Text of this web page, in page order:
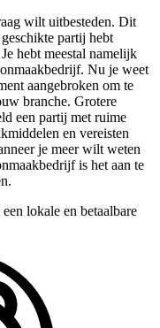
wilt uitbesteden. Dit
partij hebt
hebt meestal namelijk
Nu je weet
aangebroken om te
branche. Grotere
een partij met ruime
en vereisten
je meer wilt weten
is het aan te
lokale en betaalbare